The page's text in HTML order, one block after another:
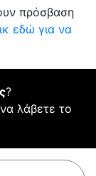
πρόσβαση
εδώ για να
?
λάβετε το